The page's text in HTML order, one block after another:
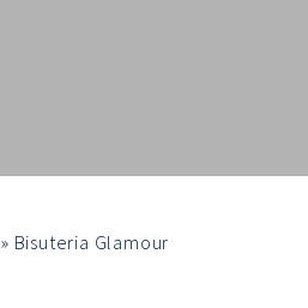
» Bisuteria Glamour